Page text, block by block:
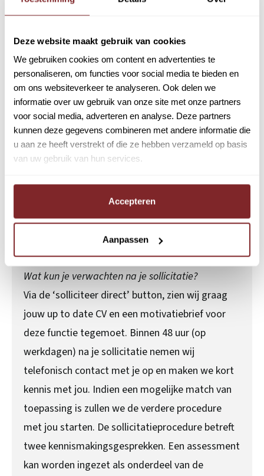
Deze website maakt gebruik van cookies
We gebruiken cookies om content en advertenties te
personaliseren, om functies voor social media te bieden en
om ons websiteverkeer te analyseren. Ook delen we
informatie over uw gebruik van onze site met onze partners
voor social media, adverteren en analyse. Deze partners
kunnen deze gegevens combineren met andere informatie die
u aan ze heeft verstrekt of die ze hebben verzameld op basis
van uw gebruik van hun services.
Accepteren
Aanpassen
Albert Heijn
Minimaal mbo 4 werk- en denkniveau.
In het bezit van eenrijbewijs B.
Minimaaléén jaar recente werkervaring
binnen een commerciële organisatie met veel
klantcontact.
Relevante werkervaring in digitale
Goede beheersing van de
Ervaring als Bezorger bij Albert Heijn is een pre.
Wat kun je verwachten na je sollicitatie?
Via de ‘solliciteer direct’ button, zien wij graag
jouw up to date CV en een motivatiebrief voor
deze functie tegemoet. Binnen 48 uur (op
werkdagen) na je sollicitatie nemen wij
telefonisch contact met je op en maken we kort
kennis met jou. Indien een mogelijke match van
toepassing is zullen we de verdere procedure
met jou starten. De sollicitatieprocedure betreft
twee kennismakingsgesprekken. Een assessment
kan worden ingezet als onderdeel van de